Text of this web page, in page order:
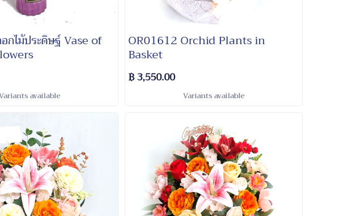
กไม้ประดิษฐ์ Vase of
available
OR01612 Orchid Plants in
Basket
฿ 3,550.00
Variants available